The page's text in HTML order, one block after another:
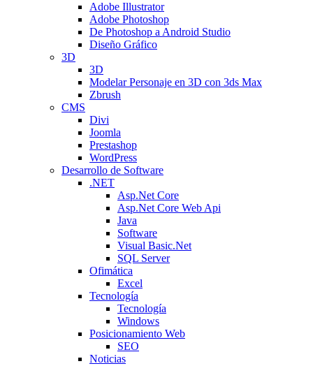
Adobe Illustrator
Adobe Photoshop
De Photoshop a Android Studio
Diseño Gráfico
3D
3D
Modelar Personaje en 3D con 3ds Max
Zbrush
CMS
Divi
Joomla
Prestashop
WordPress
Desarrollo de Software
.NET
Asp.Net Core
Asp.Net Core Web Api
Java
Software
Visual Basic.Net
SQL Server
Ofimática
Excel
Tecnología
Tecnología
Windows
Posicionamiento Web
SEO
Noticias